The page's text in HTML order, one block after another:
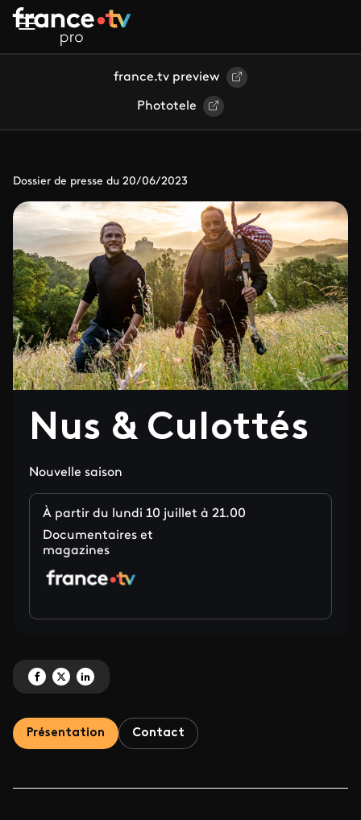
Aller au contenu principal
france.tv preview
Phototele
Dossier de presse du 20/06/2023
Nus & Culottés
Nouvelle saison
À partir du lundi 10 juillet à 21.00
Documentaires et
magazines
Partagez 'Nus & Culottés' sur Facebook
Partagez 'Nus & Culottés' sur X
Partagez 'Nus & Culottés' sur LinkedIn
Présentation Contact